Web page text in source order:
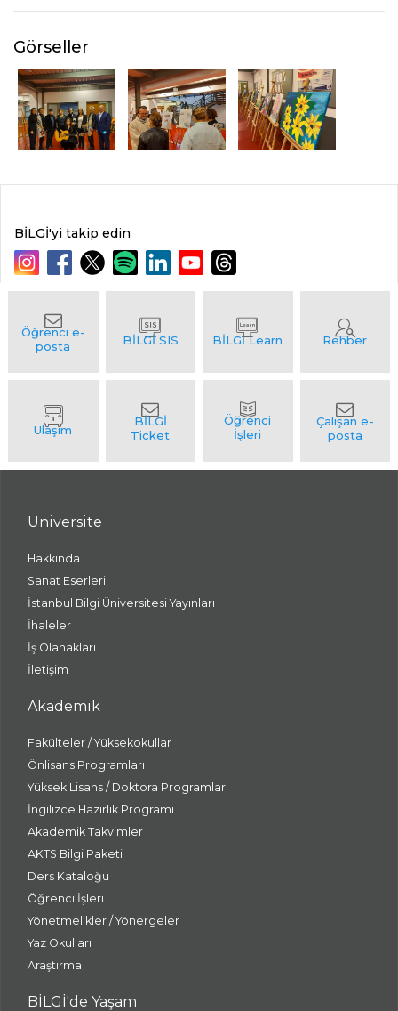
Görseller
BİLGİ'yi takip edin
Üniversite
Hakkında
Sanat Eserleri
İstanbul Bilgi Üniversitesi Yayınları
İhaleler
İş Olanakları
İletişim
Akademik
Fakülteler / Yüksekokullar
Önlisans Programları
Yüksek Lisans / Doktora Programları
İngilizce Hazırlık Programı
Akademik Takvimler
AKTS Bilgi Paketi
Ders Kataloğu
Öğrenci İşleri
Yönetmelikler / Yönergeler
Yaz Okulları
Araştırma
BİLGİ'de Yaşam